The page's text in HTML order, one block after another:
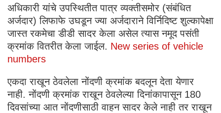
अधिकारी यांचे उपस्थितीत पात्र व्यक्तीसमोर (संबंधित
अर्जदार) लिफाफे उघडून ज्या अर्जदाराने विर्निदिष्ट शुल्कापेक्षा
जास्त रकमेचा डीडी सादर केला असेल त्यास नमूद पसंती
क्रमांक वितरीत केला जाईल. New series of vehicle
numbers
एकदा राखून ठेवलेला नोंदणी क्रमांक बदलून देता येणार
नाही. नोंदणी क्रमांक राखून ठेवलेल्या दिनांकापासून 180
दिवसांच्या आत नोंदणीसाठी वाहन सादर केले नाही तर राखून